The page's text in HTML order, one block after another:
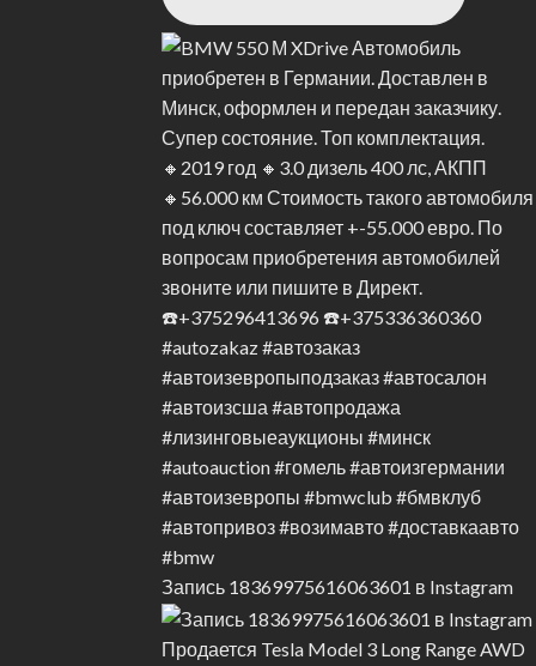
по эксплуатации фантастически подробное и легко
нажатие и удержание двух кнопок, что
чтобы ими можно было легко манипулировать
можно выполнить одним нажатием.
Почти всеми функциями устройства можно управлять из
группы. Естественно, это возможно только во время
голоса. Это позволяет пользователю произносить
от сопряженного телефона, и может
того, как вы их запомните, использование Packtalk Edge
в реальном мире. Чтобы выяснить это, мы установили пару
протестировали устройства дома: они не будут
также, скорее всего, потребуется обновление
направились именно туда. Честно говоря, именно
старой моделью Kawasaki Teryx со средним
шумом двигателя, выхлопа и ветра динамики JBL
Запись 18369975616063601 в Instagram
Продается Tesla Model 3 Long Range AWD